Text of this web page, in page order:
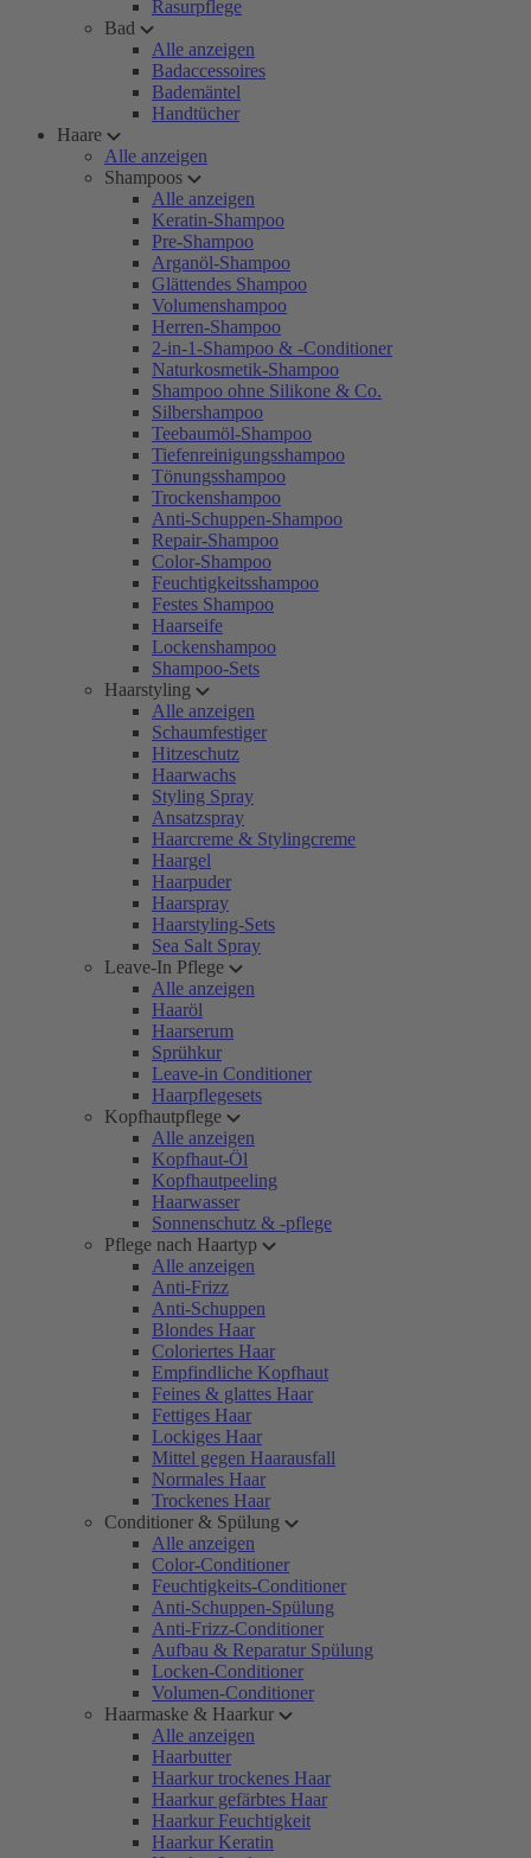
Rasurpflege
Bad
Alle anzeigen
Badaccessoires
Bademäntel
Handtücher
Haare
Alle anzeigen
Shampoos
Alle anzeigen
Keratin-Shampoo
Pre-Shampoo
Arganöl-Shampoo
Glättendes Shampoo
Volumenshampoo
Herren-Shampoo
2-in-1-Shampoo & -Conditioner
Naturkosmetik-Shampoo
Shampoo ohne Silikone & Co.
Silbershampoo
Teebaumöl-Shampoo
Tiefenreinigungsshampoo
Tönungsshampoo
Trockenshampoo
Anti-Schuppen-Shampoo
Repair-Shampoo
Color-Shampoo
Feuchtigkeitsshampoo
Festes Shampoo
Haarseife
Lockenshampoo
Shampoo-Sets
Haarstyling
Alle anzeigen
Schaumfestiger
Hitzeschutz
Haarwachs
Styling Spray
Ansatzspray
Haarcreme & Stylingcreme
Haargel
Haarpuder
Haarspray
Haarstyling-Sets
Sea Salt Spray
Leave-In Pflege
Alle anzeigen
Haaröl
Haarserum
Sprühkur
Leave-in Conditioner
Haarpflegesets
Kopfhautpflege
Alle anzeigen
Kopfhaut-Öl
Kopfhautpeeling
Haarwasser
Sonnenschutz & -pflege
Pflege nach Haartyp
Alle anzeigen
Anti-Frizz
Anti-Schuppen
Blondes Haar
Coloriertes Haar
Empfindliche Kopfhaut
Feines & glattes Haar
Fettiges Haar
Lockiges Haar
Mittel gegen Haarausfall
Normales Haar
Trockenes Haar
Conditioner & Spülung
Alle anzeigen
Color-Conditioner
Feuchtigkeits-Conditioner
Anti-Schuppen-Spülung
Anti-Frizz-Conditioner
Aufbau & Reparatur Spülung
Locken-Conditioner
Volumen-Conditioner
Haarmaske & Haarkur
Alle anzeigen
Haarbutter
Haarkur trockenes Haar
Haarkur gefärbtes Haar
Haarkur Feuchtigkeit
Haarkur Keratin